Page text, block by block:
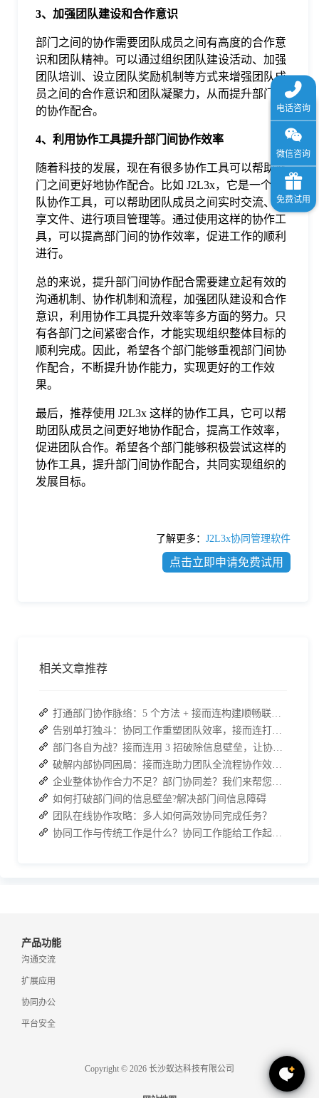
3、加强团队建设和合作意识
部门之间的协作需要团队成员之间有高度的合作意
识和团队精神。可以通过组织团队建设活动、加强
团队培训、设立团队奖励机制等方式来增强团队成
员之间的合作意识和团队凝聚力，从而提升部门间
的协作配合。
4、利用协作工具提升部门间协作效率
随着科技的发展，现在有很多协作工具可以帮助部
门之间更好地协作配合。比如 J2L3x，它是一个团
队协作工具，可以帮助团队成员之间实时交流、共
享文件、进行项目管理等。通过使用这样的协作工
具，可以提高部门间的协作效率，促进工作的顺利
进行。
总的来说，提升部门间协作配合需要建立起有效的
沟通机制、协作机制和流程，加强团队建设和合作
意识，利用协作工具提升效率等多方面的努力。只
有各部门之间紧密合作，才能实现组织整体目标的
顺利完成。因此，希望各个部门能够重视部门间协
作配合，不断提升协作能力，实现更好的工作效
果。
最后，推荐使用 J2L3x 这样的协作工具，它可以帮
助团队成员之间更好地协作配合，提高工作效率，
促进团队合作。希望各个部门能够积极尝试这样的
协作工具，提升部门间协作配合，共同实现组织的
发展目标。
了解更多： J2L3x协同管理软件
点击立即申请免费试用
相关文章推荐
如何打破部门间的信息壁垒?解决部门间信息障碍
团队在线协作攻略：多人如何高效协同完成任务？
产品功能
沟通交流
扩展应用
协同办公
平台安全
Copyright © 2026 长沙蚁达科技有限公司